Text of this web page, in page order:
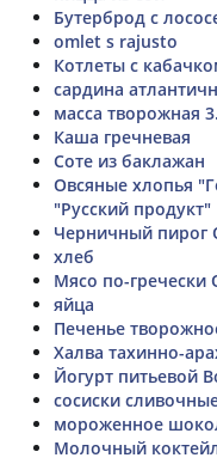
Бутерброд с
omlet s rajusto
Котлеты с
сардина
масса творожная
Каша гречневая
Соте из баклажан
Овсяные хлопья
"Русский продукт"
Черничный пирог
хлеб
Мясо по-гречески
яйца
Печенье
Халва тахинно-
Йогурт питьевой
сосиски
мороженное
Молочный